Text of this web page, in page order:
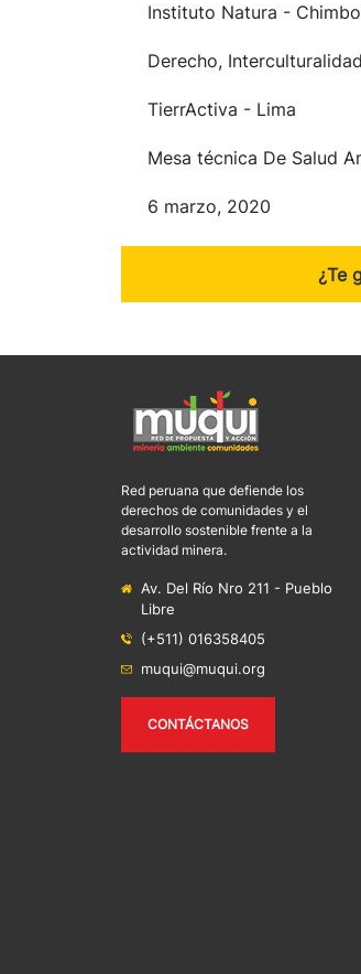
Instituto Natura -
Derecho,
TierrActiva - Lima
Mesa técnica De Salud
6 marzo, 2020
¿Te
Red peruana que defiende los
derechos de comunidades y el
desarrollo sostenible frente a la
actividad minera.
Av. Del Río Nro 211 - Pueblo
Libre
(+511) 016358405
muqui@muqui.org
CONTÁCTANOS